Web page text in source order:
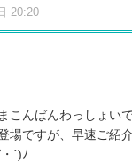
20:20
こんばんわっしょいで
場ですが、早速ご紹
´)ﾉ